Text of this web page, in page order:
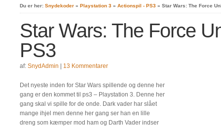
Du er her: Snydekoder » Playstation 3 » Actionspil - PS3 » Star Wars: The Force
Star Wars: The Force
PS3
af: SnydAdmin 13 Kommentarer
Det nyeste inden for Star Wars spillende og denne her
gang er den kommet til ps3 – Playstation 3. Denne her
gang skal vi spille for de onde. Dark vader har slået
mange ihjel men denne her gang ser han en lille
dreng som kæmper mod ham og Darth Vader indser